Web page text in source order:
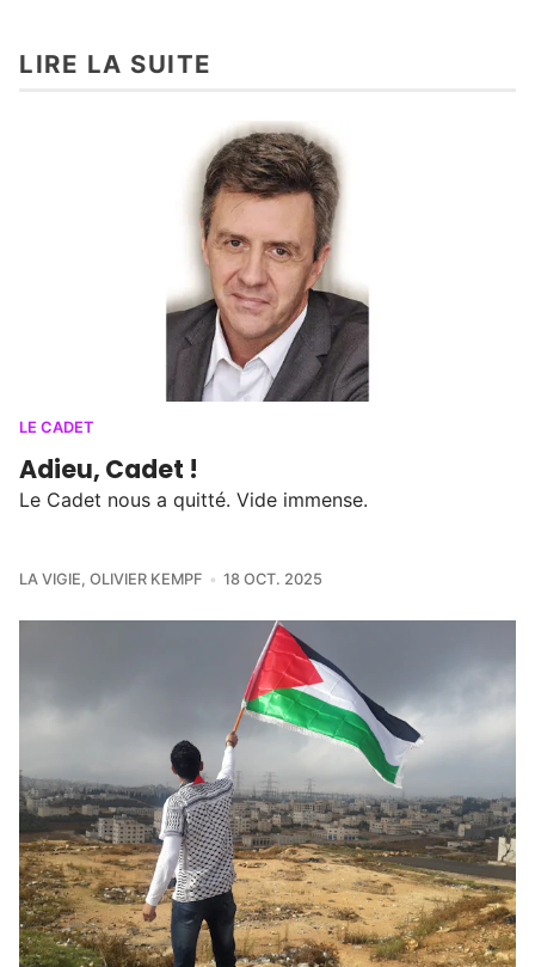
LIRE LA SUITE
LE CADET
Adieu, Cadet !
Le Cadet nous a quitté. Vide immense.
LA VIGIE, OLIVIER KEMPF 18 OCT. 2025